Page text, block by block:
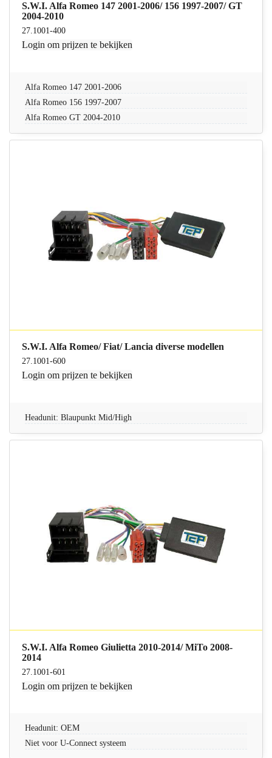
S.W.I. Alfa Romeo 147 2001-2006/ 156 1997-2007/ GT
2004-2010
27.1001-400
Login om prijzen te bekijken
Alfa Romeo 147 2001-2006
Alfa Romeo 156 1997-2007
Alfa Romeo GT 2004-2010
S.W.I. Alfa Romeo/ Fiat/ Lancia diverse modellen
27.1001-600
Login om prijzen te bekijken
Headunit: Blaupunkt Mid/High
S.W.I. Alfa Romeo Giulietta 2010-2014/ MiTo 2008-
2014
27.1001-601
Login om prijzen te bekijken
Headunit: OEM
Niet voor U-Connect systeem